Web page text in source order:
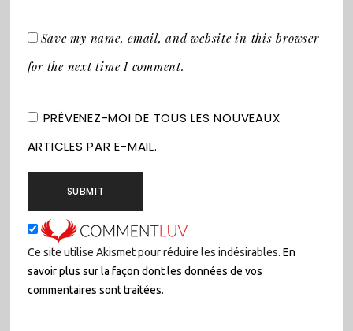
Save my name, email, and website in this browser
for the next time I comment.
PRÉVENEZ-MOI DE TOUS LES NOUVEAUX
ARTICLES PAR E-MAIL.
Ce site utilise Akismet pour réduire les indésirables. En
savoir plus sur la façon dont les données de vos
commentaires sont traitées.